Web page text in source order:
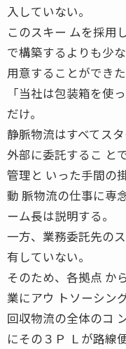
入していない。
このスキー ムを採用
で構築するよりも少
用意することができた
「当社は包装箱を使
だけ。
静脈物流はすべてス
外部に委託するこ と
管理と いった手間の
動 脈物流の仕事に専
ーム長は説明する。
一方、業務委託先の
有していない。
そのため、各拠点 か
業にアウ トソーシン
回収物流の全体のコ
にその３Ｐ Ｌが路線